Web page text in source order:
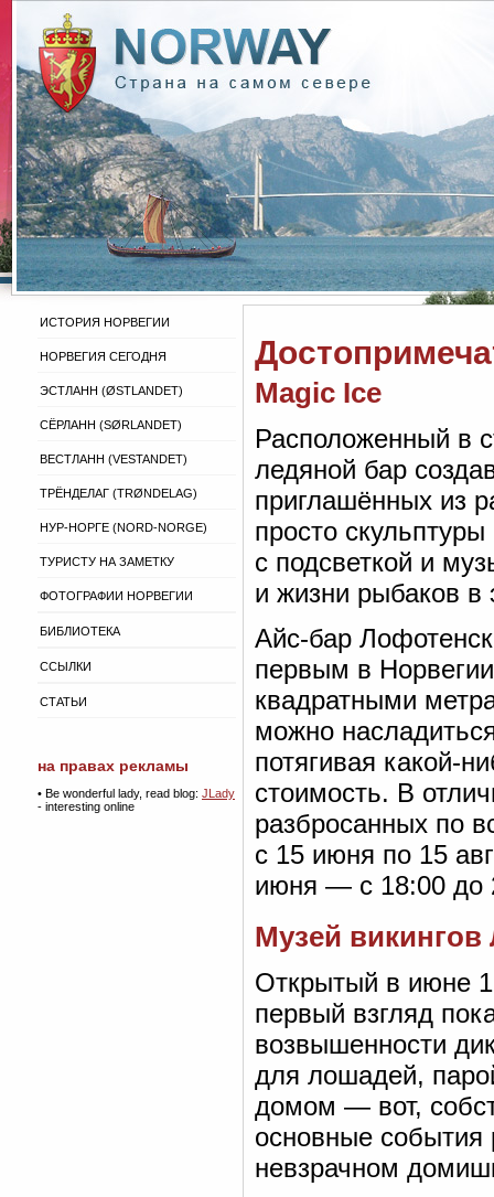
ИСТОРИЯ НОРВЕГИИ
НОРВЕГИЯ СЕГОДНЯ
ЭСТЛАНН (ØSTLANDET)
СЁРЛАНН (SØRLANDET)
ВЕСТЛАНН (VESTANDET)
ТРЁНДЕЛАГ (TRØNDELAG)
НУР-НОРГЕ (NORD-NORGE)
ТУРИСТУ НА ЗАМЕТКУ
ФОТОГРАФИИ НОРВЕГИИ
БИБЛИОТЕКА
ССЫЛКИ
СТАТЬИ
на правах рекламы
• Be wonderful lady, read blog: JLady
- interesting online
Magic Ice
Расположенный в
ледяной бар
приглашённых из
просто
с подсветкой и
и жизни рыбаков в
Айс-бар
первым в
квадратными
можно
потягивая какой-
стоимость. В
разбросанных по
с 15 июня по 15
июня — с 18:00 до
Музей
Открытый в июне
первый взгляд
возвышенности
для лошадей,
домом — вот,
основные события
невзрачном